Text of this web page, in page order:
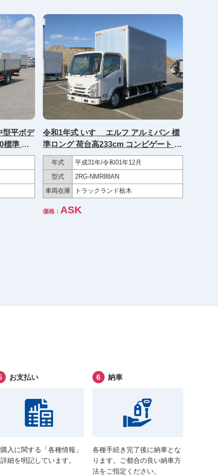
型平ボデ
実走行
令和1年式 いすゞ エルフ アルミバン 標
準ロング 荷台高233cm コンビゲート 全
低床 ラッシングレール2段 150馬力
★R8年12月車検付★
年式
平成31年/令和01年12月
型式
2RG-NMR88AN
車両在庫
トラックランド栃木
価格： ASK
お支払い
入に関する「各種情報」
細を明記しています。
納車
各種手続き完了後に納車とな
ります。ご都合の良い納車方
法をご指定ください。